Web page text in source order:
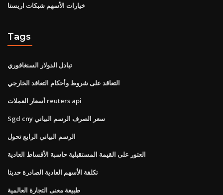
خيارات الأسهم شبكات اريستا
Tags
تبادل الدولار السنغافوري
التعاقد على شروط وأحكام التعاقد الخارجي
أسعار العملات reuters api
Sgd cny سعر الصرف الرسم البياني
الرسم البياني الرابع تحول
العثور على القيمة المستقبلية حاسبة الأقساط العادية
تكلفة الأسهم العادية الصادرة حديثا
طبيعة معنى التجارة العالمية